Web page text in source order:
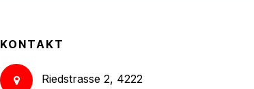
KONTAKT
Riedstrasse 2, 4222